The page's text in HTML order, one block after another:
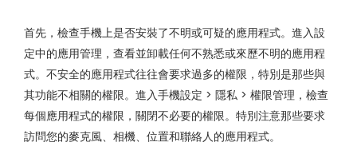
首先，檢查手機上是否安裝了不明或可疑的應用程式。進入設
定中的應用管理，查看並卸載任何不熟悉或來歷不明的應用程
式。不安全的應用程式往往會要求過多的權限，特別是那些與
其功能不相關的權限。進入手機設定 > 隱私 > 權限管理，檢查
每個應用程式的權限，關閉不必要的權限。特別注意那些要求
訪問您的麥克風、相機、位置和聯絡人的應用程式。